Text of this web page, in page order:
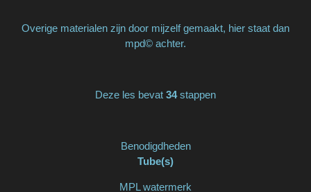
Overige materialen zijn door mijzelf gemaakt, hier staat dan
mpd© achter.
Deze les bevat 34stappen
Benodigdheden
Tube(s)
MPL watermerk